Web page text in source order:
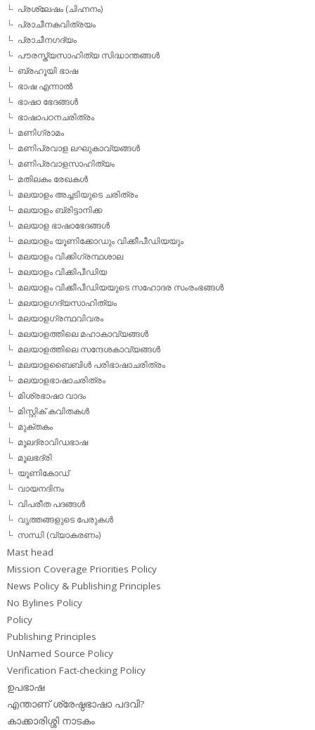
പ്രശ്ലേഷം (ചിഹ്നനം)
പ്രാചീനകവിത്രയം
പ്രാചീനഗദ്യം
പൗരസ്ത്യസാഹിത്യ സിദ്ധാന്തങ്ങള്‍
ബ്രഹൂയി ഭാഷ
ഭാഷ എന്നാല്‍
ഭാഷാ ഭേദങ്ങള്‍
ഭാഷാപഠനചരിത്രം
മണിഗ്രാമം
മണിപ്രവാള ലഘുകാവ്യങ്ങള്‍
മണിപ്രവാളസാഹിത്യം
മതിലകം രേഖകള്‍
മലയാളം അച്ചടിയുടെ ചരിത്രം
മലയാളം ബ്രിട്ടാനിക്ക
മലയാള ഭാഷാഭേദങ്ങള്‍
മലയാളം യൂണിക്കോഡും വിക്കീപീഡിയയും
മലയാളം വിക്കിഗ്രന്ഥശാല
മലയാളം വിക്കിപീഡിയ
മലയാളം വിക്കീപീഡിയയുടെ സഹോദര സംരംഭങ്ങള്‍
മലയാളഗദ്യസാഹിത്യം
മലയാളഗ്രന്ഥവിവരം
മലയാളത്തിലെ മഹാകാവ്യങ്ങള്‍
മലയാളത്തിലെ സന്ദേശകാവ്യങ്ങള്‍
മലയാളബൈബിള്‍ പരിഭാഷാചരിത്രം
മലയാളഭാഷാചരിത്രം
മിശ്രഭാഷാ വാദം
മിസ്റ്റിക് കവിതകള്‍
മുക്തകം
മൂലദ്രാവിഡഭാഷ
മൂലഭദ്രി
യൂണികോഡ്
വായനദിനം
വിപരീത പദങ്ങള്‍
വൃത്തങ്ങളുടെ പേരുകള്‍
സന്ധി (വ്യാകരണം)
Mast head
Mission Coverage Priorities Policy
News Policy & Publishing Principles
No Bylines Policy
Policy
Publishing Principles
UnNamed Source Policy
Verification Fact-checking Policy
ഉപഭാഷ
എന്താണ് ശ്രേഷ്ഠഭാഷാ പദവി?
കാക്കാരിശ്ശി നാടകം